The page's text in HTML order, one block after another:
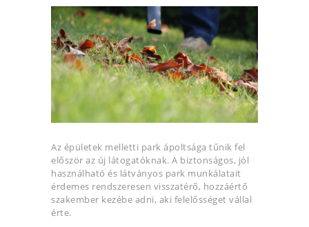
Az épületek melletti park ápoltsága tűnik fel
először az új látogatóknak. A biztonságos, jól
használható és látványos park munkálatait
érdemes rendszeresen visszatérő, hozzáértő
szakember kezébe adni, aki felelősséget vállal
érte.